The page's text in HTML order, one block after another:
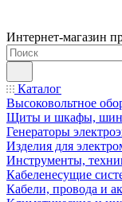
Интернет-магазин
Каталог
Высоковольтное
Щиты и шкафы,
Генераторы
Изделия для
Инструменты,
Кабеленесущие
Кабели, провода и